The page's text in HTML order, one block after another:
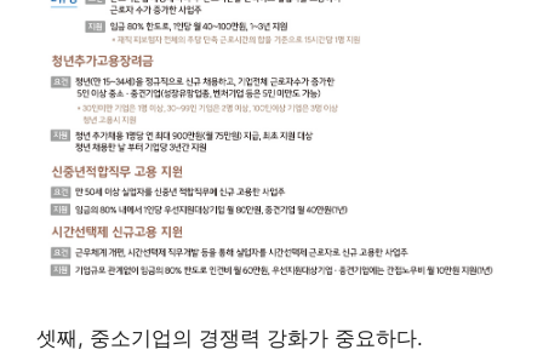
셋째, 중소기업의 경쟁력 강화가 중요하다.